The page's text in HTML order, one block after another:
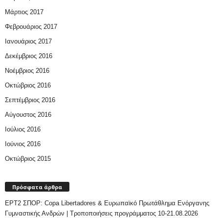
Μάρτιος 2017
Φεβρουάριος 2017
Ιανουάριος 2017
Δεκέμβριος 2016
Νοέμβριος 2016
Οκτώβριος 2016
Σεπτέμβριος 2016
Αύγουστος 2016
Ιούλιος 2016
Ιούνιος 2016
Οκτώβριος 2015
Πρόσφατα άρθρα
ΕΡΤ2 ΣΠΟΡ: Copa Libertadores & Ευρωπαϊκό Πρωτάθλημα Ενόργανης
Γυμναστικής Ανδρών | Τροποποιήσεις προγράμματος 10-21.08.2026